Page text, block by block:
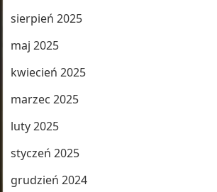
sierpień 2025
maj 2025
kwiecień 2025
marzec 2025
luty 2025
styczeń 2025
grudzień 2024